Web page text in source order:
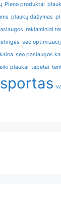
Pieno produktai
plaukų dažymas
reklaminiai
seo
seo paslaugos
plaukai tapetai